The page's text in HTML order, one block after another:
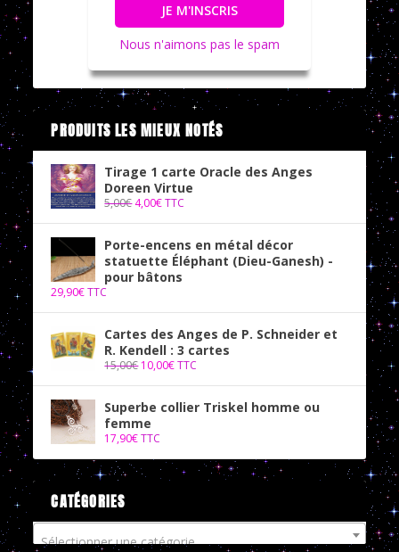
JE M'INSCRIS
Nous n'aimons pas le spam
PRODUITS LES MIEUX NOTÉS
Tirage 1 carte Oracle des Anges
Doreen Virtue
5,00€ 4,00€ TTC
Porte-encens en métal décor
statuette Éléphant (Dieu-Ganesh) -
pour bâtons
29,90€ TTC
Cartes des Anges de P. Schneider et
R. Kendell : 3 cartes
15,00€ 10,00€ TTC
Superbe collier Triskel homme ou
femme
17,90€ TTC
CATÉGORIES
Sélectionner une catégorie